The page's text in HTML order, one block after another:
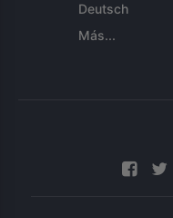
Deutsch
Más...